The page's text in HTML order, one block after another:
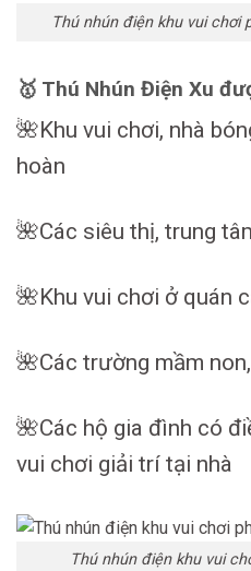
Thú nhún điện khu vui chơi
🥇 Thú Nhún Điện Xu
🌺Khu vui chơi, nhà
hoàn
🌺Các siêu thị, trung
🌺Khu vui chơi ở quán
🌺Các trường mầm
🌺Các hộ gia đình có
vui chơi giải trí tại nhà
Thú nhún điện khu vui